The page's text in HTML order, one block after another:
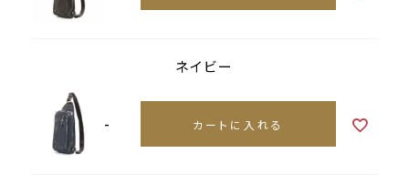
ネイビー
- カートに入れる